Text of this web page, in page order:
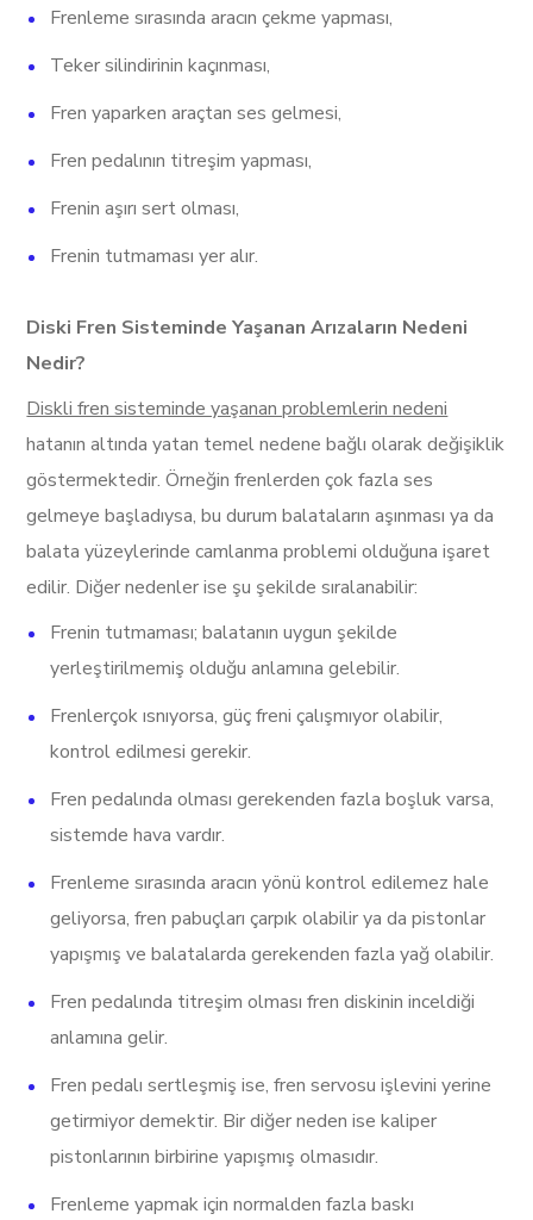
Frenleme sırasında aracın çekme yapması,
Teker silindirinin kaçınması,
Fren yaparken araçtan ses gelmesi,
Fren pedalının titreşim yapması,
Frenin aşırı sert olması,
Frenin tutmaması yer alır.
Diski Fren Sisteminde Yaşanan Arızaların Nedeni
Nedir?
Diskli fren sisteminde yaşanan problemlerin nedeni
hatanın altında yatan temel nedene bağlı olarak değişiklik
göstermektedir. Örneğin frenlerden çok fazla ses
gelmeye başladıysa, bu durum balataların aşınması ya da
balata yüzeylerinde camlanma problemi olduğuna işaret
edilir. Diğer nedenler ise şu şekilde sıralanabilir:
Frenin tutmaması; balatanın uygun şekilde
yerleştirilmemiş olduğu anlamına gelebilir.
Frenlerçok ısnıyorsa, güç freni çalışmıyor olabilir,
kontrol edilmesi gerekir.
Fren pedalında olması gerekenden fazla boşluk varsa,
sistemde hava vardır.
Frenleme sırasında aracın yönü kontrol edilemez hale
geliyorsa, fren pabuçları çarpık olabilir ya da pistonlar
yapışmış ve balatalarda gerekenden fazla yağ olabilir.
Fren pedalında titreşim olması fren diskinin inceldiği
anlamına gelir.
Fren pedalı sertleşmiş ise, fren servosu işlevini yerine
getirmiyor demektir. Bir diğer neden ise kaliper
pistonlarının birbirine yapışmış olmasıdır.
Frenleme yapmak için normalden fazla baskı